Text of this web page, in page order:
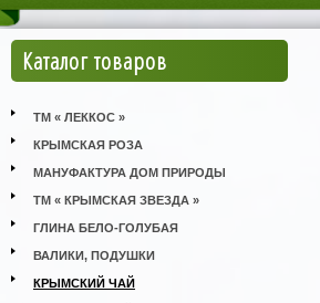
Каталог товаров
ТМ « ЛЕККОС »
КРЫМСКАЯ РОЗА
МАНУФАКТУРА ДОМ ПРИРОДЫ
ТМ « КРЫМСКАЯ ЗВЕЗДА »
ГЛИНА БЕЛО-ГОЛУБАЯ
ВАЛИКИ, ПОДУШКИ
КРЫМСКИЙ ЧАЙ